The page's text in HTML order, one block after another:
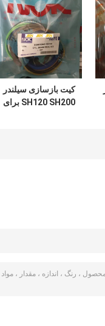
کیت بازسازی سیلندر
SH120 SH200 برای